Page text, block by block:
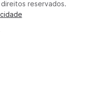
reservados.